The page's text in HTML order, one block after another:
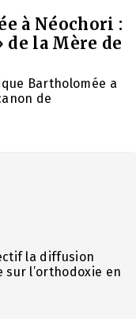
à Néochori :
la Mère de
Bartholomée a
de
la diffusion
l’orthodoxie en